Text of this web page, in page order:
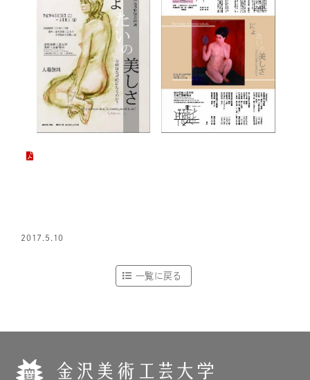
2017.5.10
一覧に戻る